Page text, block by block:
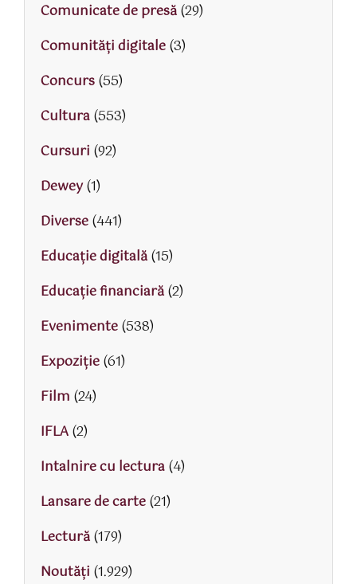
Comunicate de presă(29)
Comunități digitale(3)
Concurs(55)
Cultura(553)
Cursuri (92)
Dewey(1)
Diverse(441)
Educaţie digitală(15)
Educaţie financiară(2)
Evenimente(538)
Expoziție(61)
Film (24)
IFLA(2)
Intalnire cu lectura(4)
Lansare de carte(21)
Lectură(179)
Noutăți (1.929)